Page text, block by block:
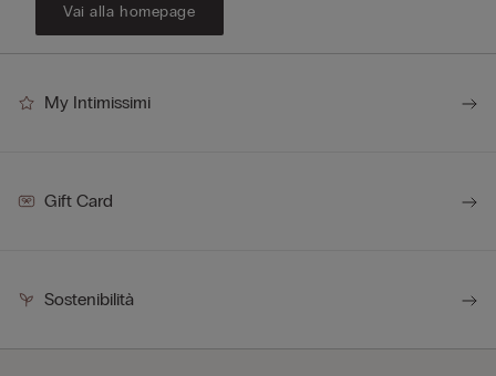
Vai alla homepage
My Intimissimi
Gift Card
Sostenibilità